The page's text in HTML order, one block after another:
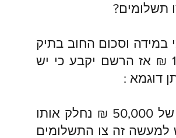
תשלומים?
כי במידה וסכום החוב בתיק
ההוצאה לפועל הוא מתחת לסך של 100,000 ₪ אז הרשם יקבע כי יש
אם החוב בתיק ההוצאה לפועל עומד על סך של 50,000 ₪ נחלק אותו
= 1,388 ₪ לכל חודש למעשה זה צו התשלומים